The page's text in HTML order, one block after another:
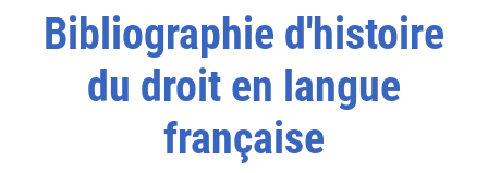
Bibliographie d'histoire
du droit en langue
française